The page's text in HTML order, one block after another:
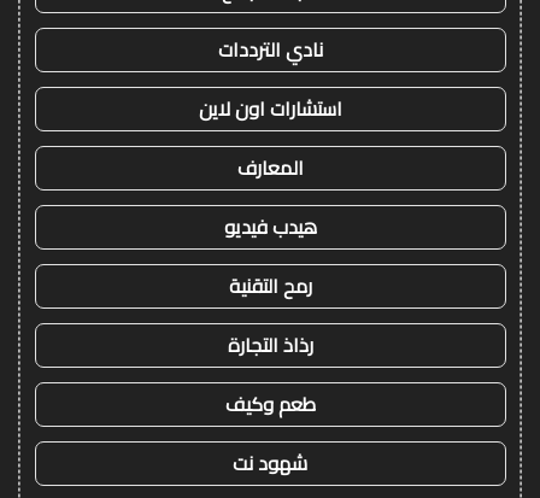
نادي الترددات
استشارات اون لاين
المعارف
هيدب فيديو
رمح التقنية
رذاذ التجارة
طعم وكيف
شهود نت